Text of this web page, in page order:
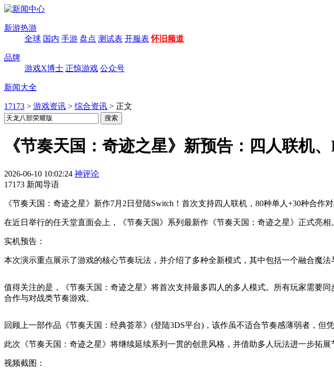
新游热游
全球 国内 手游 盘点 测试表 开服表 怀旧频道
品牌
游戏X博士 正惊游戏 公众号
新闻大全
17173 > 游戏资讯 > 综合资讯 > 正文
《节奏天国：奇迹之星》新预告：四人联机
2026-06-10 10:02:24 神评论
17173 新闻导语
《节奏天国：奇迹之星》新作7月2日登陆Switch！首次支持四人联机，80种单人+30种合作
在近日举行的任天堂直面会上，《节奏天国》系列最新作《节奏天国：奇迹之星》正式亮相
实机预告：
本次演示重点展示了游戏的核心节奏玩法，并介绍了多种全新模式，其中包括一个融合魔
值得关注的是，《节奏天国：奇迹之星》将首次支持最多四人的多人模式。所有玩家需要
合作与对战类节奏游戏。
回顾上一部作品《节奏天国：经典荟萃》(登陆3DS平台)，该作虽不适合节奏感薄弱者，但
此次《节奏天国：奇迹之星》将继续延续系列一贯的创意风格，并借助多人玩法进一步拓展
视频截图：